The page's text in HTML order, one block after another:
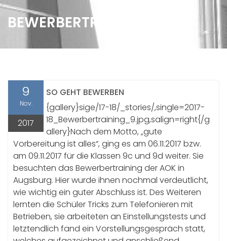
BEWERBERTRAINING
9
Nov.
2017
SO GEHT BEWERBEN
{gallery}sige/17-18/_stories/,single=2017-
18_Bewerbertraining_9.jpg,salign=right{/g
allery}Nach dem Motto, „gute
Vorbereitung ist alles“, ging es am 06.11.2017 bzw.
am 09.11.2017 für die Klassen 9c und 9d weiter. Sie
besuchten das Bewerbertraining der AOK in
Augsburg. Hier wurde ihnen nochmal verdeutlicht,
wie wichtig ein guter Abschluss ist. Des Weiteren
lernten die Schüler Tricks zum Telefonieren mit
Betrieben, sie arbeiteten an Einstellungstests und
letztendlich fand ein Vorstellungsgespräch statt,